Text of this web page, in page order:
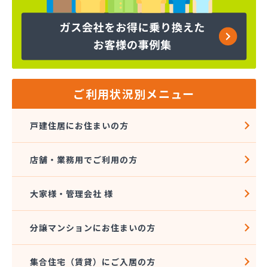
株式会社玉名商会
株式会社九州エネルギー協同管理
株式会社九州高圧容器検査所
株式会社熊本石油玉名充填所
株式会社古屋産業
株式会社城南ガス
株式会社人吉石油 本社・ガス部・人吉西給油所
株式会社翠松園G.G
株式会社竹本商会
株式会社島津商会
株式会社南九州マルヰガス
ご利用状況別メニュー
戸建住居にお住まいの方
店舗・業務用でご利用の方
大家様・管理会社 様
分譲マンションにお住まいの方
集合住宅（賃貸）にご入居の方